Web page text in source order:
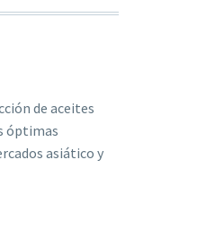
de aceites
óptimas
asiático y